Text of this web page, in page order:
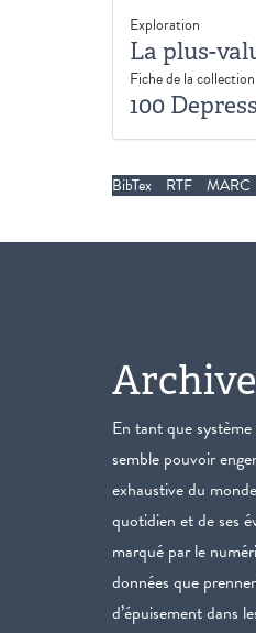
Exploration
La plus-
Fiche de la collection
100
BibTex RTF MARC
En tant que
semble pouvoir
exhaustive du
quotidien et de ses
marqué par le
données que
d’épuisement dans